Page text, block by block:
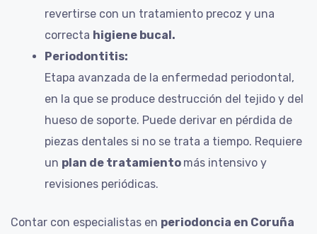
revertirse con un tratamiento precoz y una
correcta higiene bucal.
Periodontitis:
Etapa avanzada de la enfermedad periodontal,
en la que se produce destrucción del tejido y del
hueso de soporte. Puede derivar en pérdida de
piezas dentales si no se trata a tiempo. Requiere
un plan de tratamiento más intensivo y
revisiones periódicas.
Contar con especialistas en periodoncia en Coruña